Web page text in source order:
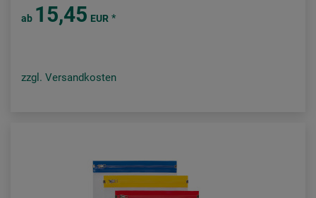
ab 15,45 EUR *
zzgl. Versandkosten